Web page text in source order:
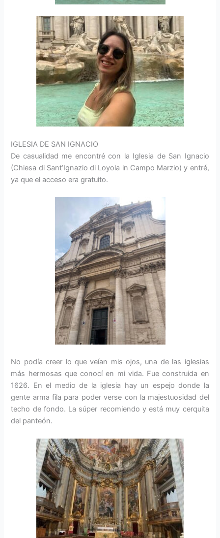
IGLESIA DE SAN IGNACIO
De casualidad me encontré con la Iglesia de San Ignacio
(Chiesa di Sant’Ignazio di Loyola in Campo Marzio) y entré,
ya que el acceso era gratuito.
No podía creer lo que veían mis ojos, una de las iglesias
más hermosas que conocí en mi vida. Fue construida en
1626. En el medio de la iglesia hay un espejo donde la
gente arma fila para poder verse con la majestuosidad del
techo de fondo. La súper recomiendo y está muy cerquita
del panteón.